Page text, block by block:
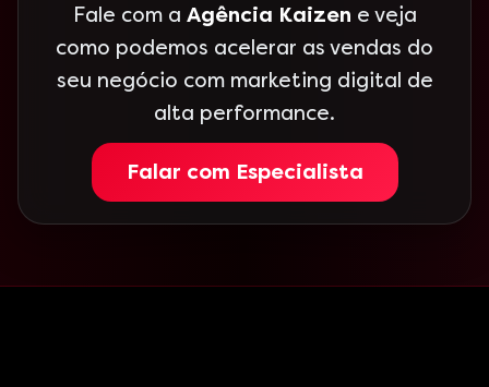
Fale com a Agência Kaizen e veja
como podemos acelerar as vendas do
seu negócio com marketing digital de
alta performance.
Falar com Especialista